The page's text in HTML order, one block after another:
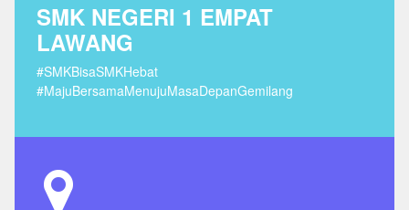
SMK NEGERI 1 EMPAT
LAWANG
#SMKBisaSMKHebat
#MajuBersamaMenujuMasaDepanGemilang